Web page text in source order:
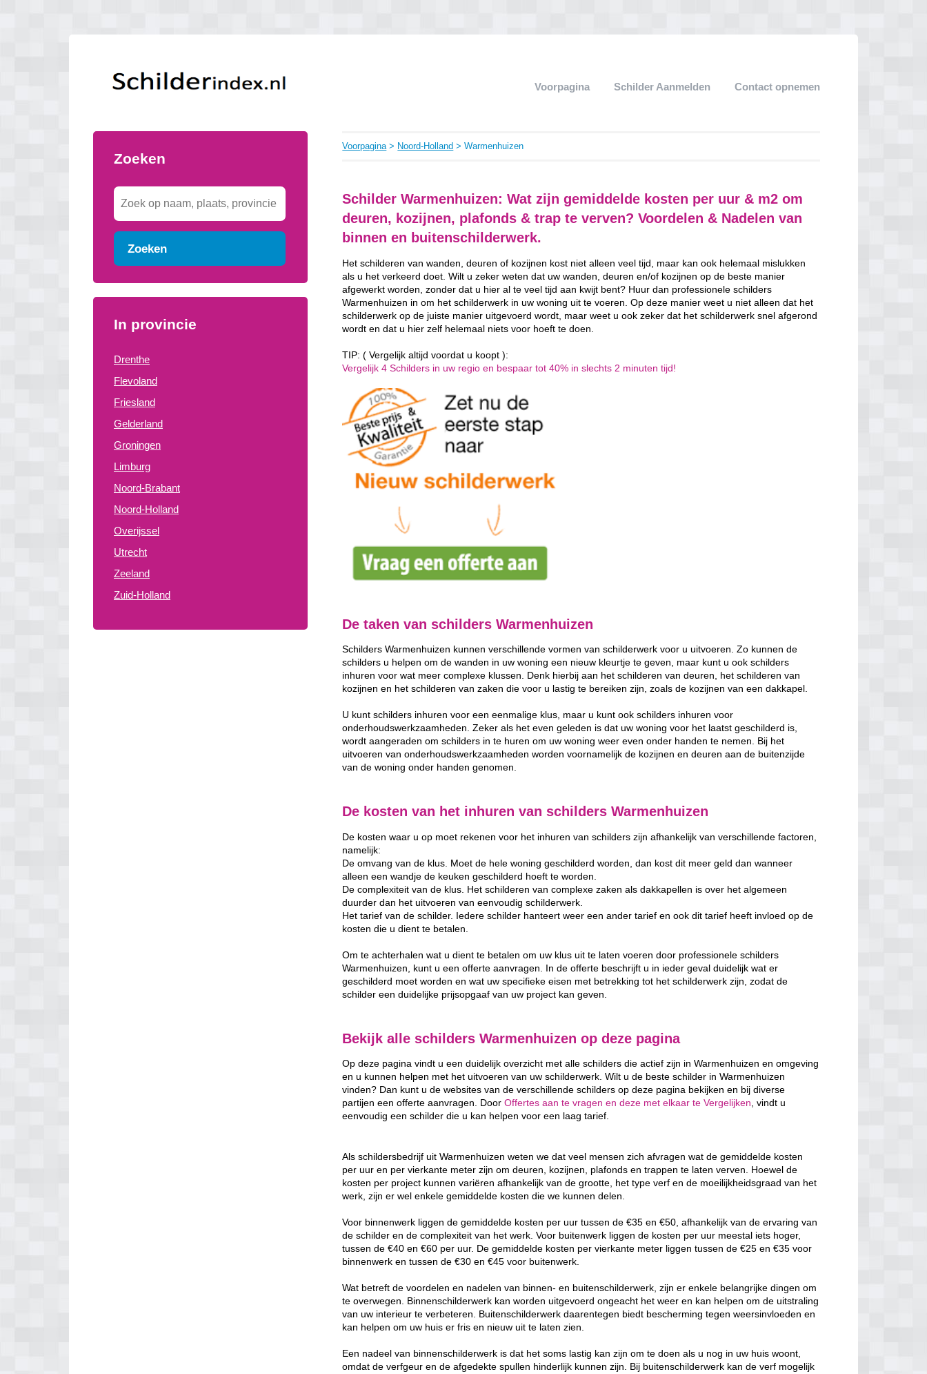
Voorpagina Schilder Aanmelden Contact opnemen
Zoeken
Zoeken
In provincie
Drenthe
Flevoland
Friesland
Gelderland
Groningen
Limburg
Noord-Brabant
Noord-Holland
Overijssel
Utrecht
Zeeland
Zuid-Holland
Voorpagina> Noord-Holland > Warmenhuizen
Schilder Warmenhuizen: Wat zijn gemiddelde kosten per uur & m2 om
deuren, kozijnen, plafonds & trap te verven? Voordelen & Nadelen van
binnen en buitenschilderwerk.
Het schilderen van wanden, deuren of kozijnen kost niet alleen veel tijd, maar kan ook helemaal mislukken
als u het verkeerd doet. Wilt u zeker weten dat uw wanden, deuren en/of kozijnen op de beste manier
afgewerkt worden, zonder dat u hier al te veel tijd aan kwijt bent? Huur dan professionele schilders
Warmenhuizen in om het schilderwerk in uw woning uit te voeren. Op deze manier weet u niet alleen dat het
schilderwerk op de juiste manier uitgevoerd wordt, maar weet u ook zeker dat het schilderwerk snel afgerond
wordt en dat u hier zelf helemaal niets voor hoeft te doen.
TIP: ( Vergelijk altijd voordat u koopt ):
Vergelijk 4 Schilders in uw regio en bespaar tot 40% in slechts 2 minuten tijd!
De taken van schilders Warmenhuizen
Schilders Warmenhuizen kunnen verschillende vormen van schilderwerk voor u uitvoeren. Zo kunnen de
schilders u helpen om de wanden in uw woning een nieuw kleurtje te geven, maar kunt u ook schilders
inhuren voor wat meer complexe klussen. Denk hierbij aan het schilderen van deuren, het schilderen van
kozijnen en het schilderen van zaken die voor u lastig te bereiken zijn, zoals de kozijnen van een dakkapel.
U kunt schilders inhuren voor een eenmalige klus, maar u kunt ook schilders inhuren voor
onderhoudswerkzaamheden. Zeker als het even geleden is dat uw woning voor het laatst geschilderd is,
wordt aangeraden om schilders in te huren om uw woning weer even onder handen te nemen. Bij het
uitvoeren van onderhoudswerkzaamheden worden voornamelijk de kozijnen en deuren aan de buitenzijde
van de woning onder handen genomen.
De kosten van het inhuren van schilders Warmenhuizen
De kosten waar u op moet rekenen voor het inhuren van schilders zijn afhankelijk van verschillende factoren,
namelijk:
De omvang van de klus. Moet de hele woning geschilderd worden, dan kost dit meer geld dan wanneer
alleen een wandje de keuken geschilderd hoeft te worden.
De complexiteit van de klus. Het schilderen van complexe zaken als dakkapellen is over het algemeen
duurder dan het uitvoeren van eenvoudig schilderwerk.
Het tarief van de schilder. Iedere schilder hanteert weer een ander tarief en ook dit tarief heeft invloed op de
kosten die u dient te betalen.
Om te achterhalen wat u dient te betalen om uw klus uit te laten voeren door professionele schilders
Warmenhuizen, kunt u een offerte aanvragen. In de offerte beschrijft u in ieder geval duidelijk wat er
geschilderd moet worden en wat uw specifieke eisen met betrekking tot het schilderwerk zijn, zodat de
schilder een duidelijke prijsopgaaf van uw project kan geven.
Bekijk alle schilders Warmenhuizen op deze pagina
Op deze pagina vindt u een duidelijk overzicht met alle schilders die actief zijn in Warmenhuizen en omgeving
en u kunnen helpen met het uitvoeren van uw schilderwerk. Wilt u de beste schilder in Warmenhuizen
vinden? Dan kunt u de websites van de verschillende schilders op deze pagina bekijken en bij diverse
partijen een offerte aanvragen. DoorOffertes aan te vragen en deze met elkaar te Vergelijken, vindt u
eenvoudig een schilder die u kan helpen voor een laag tarief.
Als schildersbedrijf uit Warmenhuizen weten we dat veel mensen zich afvragen wat de gemiddelde kosten
per uur en per vierkante meter zijn om deuren, kozijnen, plafonds en trappen te laten verven. Hoewel de
kosten per project kunnen variëren afhankelijk van de grootte, het type verf en de moeilijkheidsgraad van het
werk, zijn er wel enkele gemiddelde kosten die we kunnen delen.
Voor binnenwerk liggen de gemiddelde kosten per uur tussen de €35 en €50, afhankelijk van de ervaring van
de schilder en de complexiteit van het werk. Voor buitenwerk liggen de kosten per uur meestal iets hoger,
tussen de €40 en €60 per uur. De gemiddelde kosten per vierkante meter liggen tussen de €25 en €35 voor
binnenwerk en tussen de €30 en €45 voor buitenwerk.
Wat betreft de voordelen en nadelen van binnen- en buitenschilderwerk, zijn er enkele belangrijke dingen om
te overwegen. Binnenschilderwerk kan worden uitgevoerd ongeacht het weer en kan helpen om de uitstraling
van uw interieur te verbeteren. Buitenschilderwerk daarentegen biedt bescherming tegen weersinvloeden en
kan helpen om uw huis er fris en nieuw uit te laten zien.
Een nadeel van binnenschilderwerk is dat het soms lastig kan zijn om te doen als u nog in uw huis woont,
omdat de verfgeur en de afgedekte spullen hinderlijk kunnen zijn. Bij buitenschilderwerk kan de verf mogelijk